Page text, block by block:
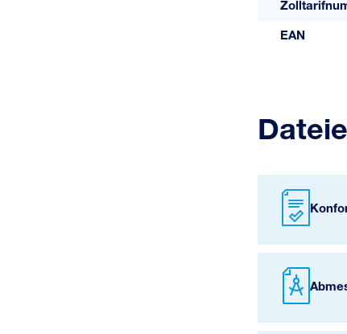
EAN